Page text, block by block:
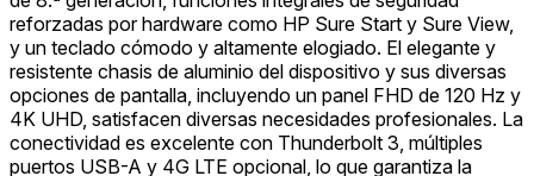
reforzadas por hardware como HP Sure Start y Sure View,
y un teclado cómodo y altamente elogiado. El elegante y
resistente chasis de aluminio del dispositivo y sus diversas
opciones de pantalla, incluyendo un panel FHD de 120 Hz y
4K UHD, satisfacen diversas necesidades profesionales. La
conectividad es excelente con Thunderbolt 3, múltiples
puertos USB-A y 4G LTE opcional, lo que garantiza la